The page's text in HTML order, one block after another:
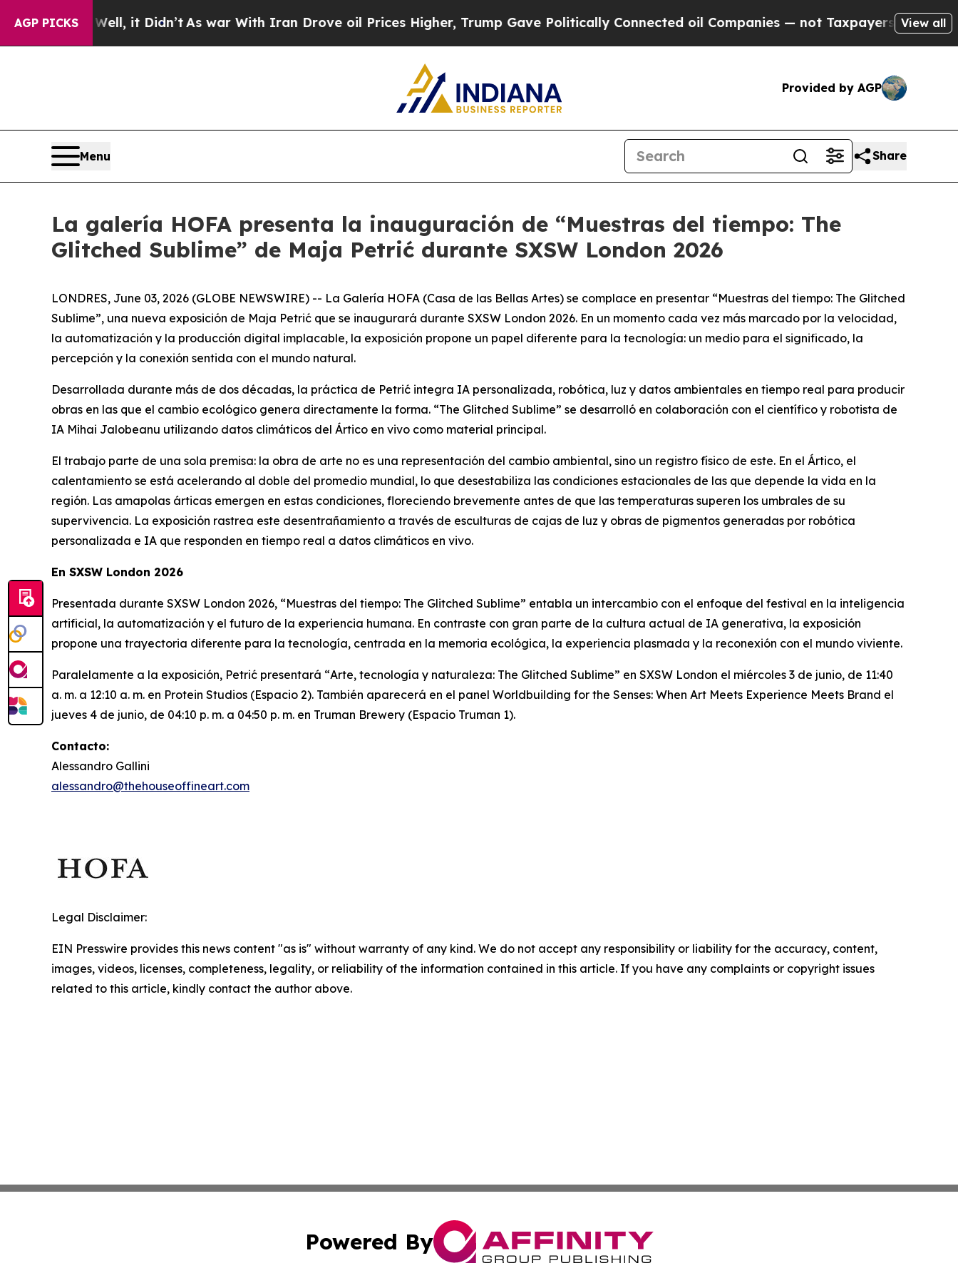
AGP PICKS
40%. Well, it Didn’t As war With Iran Drove oil Prices Higher, Trump Gave Politically Connected oil Companies — not Taxpayers — the Chance
View all
Provided by AGP
Menu Share
La galería HOFA presenta la inauguración de “Muestras del tiempo: The
Glitched Sublime” de Maja Petrić durante SXSW London 2026
LONDRES, June 03, 2026 (GLOBE NEWSWIRE) -- La Galería HOFA (Casa de las Bellas Artes) se complace en presentar “Muestras del tiempo: The Glitched
Sublime”, una nueva exposición de Maja Petrić que se inaugurará durante SXSW London 2026. En un momento cada vez más marcado por la velocidad,
la automatización y la producción digital implacable, la exposición propone un papel diferente para la tecnología: un medio para el significado, la
percepción y la conexión sentida con el mundo natural.
Desarrollada durante más de dos décadas, la práctica de Petrić integra IA personalizada, robótica, luz y datos ambientales en tiempo real para producir
obras en las que el cambio ecológico genera directamente la forma. “The Glitched Sublime” se desarrolló en colaboración con el científico y robotista de
IA Mihai Jalobeanu utilizando datos climáticos del Ártico en vivo como material principal.
El trabajo parte de una sola premisa: la obra de arte no es una representación del cambio ambiental, sino un registro físico de este. En el Ártico, el
calentamiento se está acelerando al doble del promedio mundial, lo que desestabiliza las condiciones estacionales de las que depende la vida en la
región. Las amapolas árticas emergen en estas condiciones, floreciendo brevemente antes de que las temperaturas superen los umbrales de su
supervivencia. La exposición rastrea este desentrañamiento a través de esculturas de cajas de luz y obras de pigmentos generadas por robótica
personalizada e IA que responden en tiempo real a datos climáticos en vivo.
En SXSW London 2026
Presentada durante SXSW London 2026, “Muestras del tiempo: The Glitched Sublime” entabla un intercambio con el enfoque del festival en la inteligencia
artificial, la automatización y el futuro de la experiencia humana. En contraste con gran parte de la cultura actual de IA generativa, la exposición
propone una trayectoria diferente para la tecnología, centrada en la memoria ecológica, la experiencia plasmada y la reconexión con el mundo viviente.
Paralelamente a la exposición, Petrić presentará “Arte, tecnología y naturaleza: The Glitched Sublime” en SXSW London el miércoles 3 de junio, de 11:40
a. m. a 12:10 a. m. en Protein Studios (Espacio 2). También aparecerá en el panel Worldbuilding for the Senses: When Art Meets Experience Meets Brand el
jueves 4 de junio, de 04:10 p. m. a 04:50 p. m. en Truman Brewery (Espacio Truman 1).
Contacto:
Alessandro Gallini
alessandro@thehouseoffineart.com
Legal Disclaimer:
EIN Presswire provides this news content "as is" without warranty of any kind. We do not accept any responsibility or liability for the accuracy, content,
images, videos, licenses, completeness, legality, or reliability of the information contained in this article. If you have any complaints or copyright issues
related to this article, kindly contact the author above.
Powered By